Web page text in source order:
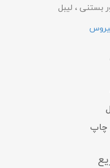
بستنی ، لیبل
چاپ